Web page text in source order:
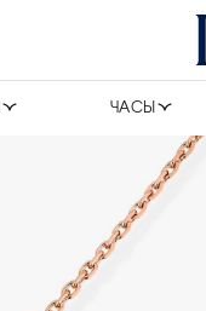
ЧАСЫ